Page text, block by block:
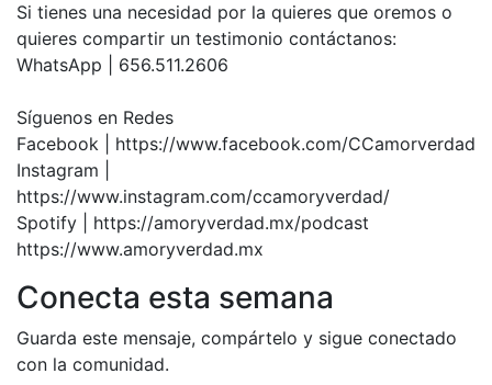
Si tienes una necesidad por la quieres que oremos o
quieres compartir un testimonio contáctanos:
WhatsApp | 656.511.2606
Síguenos en Redes
Facebook | https://www.facebook.com/CCamorverdad
Instagram |
https://www.instagram.com/ccamoryverdad/
Spotify | https://amoryverdad.mx/podcast
https://www.amoryverdad.mx
Conecta esta semana
Guarda este mensaje, compártelo y sigue conectado
con la comunidad.